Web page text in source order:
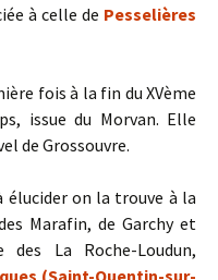
à celle de Pesselières
fois à la fin du XVème
issue du Morvan. Elle
de Grossouvre.
élucider on la trouve à la
Marafin, de Garchy et
La Roche-Loudun,
(Saint-Quentin-sur-